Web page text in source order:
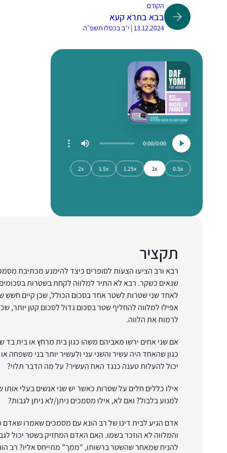
הקודם
בבא בתרא קעא
13.12.2024 | י״ב בכסלו תשפ״ה
0:00
0:00
0.5x
1x
1.25x
1.5x
2x
תקציר
רבא ורב הציעו הצעות לסופרים כיצד להימנע מכתיבת
שנאים כשקר. רבא לא התיר למלווה לקחת בשטרות בסכומים
לאחד שני שטרות לשטר אחד בסכום הכולל, שכן קיים חשש
אפילו למלווה להחליף שטר בסכום גדול לסכום קטן יותר,
לרמות את הלווה.
אם שני אחים ירשו מאביהם משהו כגון בית מרחץ או בית בד
כגון שהאחד היה עשיר והשני עני ולעשיר יותר בני משפחה
יכול להעלות טענה כנגד האח העשיר? על מה הדבר תלוי?
אילו כללים חלים על שטרות כאשר יש שני אנשים בעלי אותו
למנוע בלבול? ואם לא, אילו מסמכים ניתן/לא ניתן לגבות?
אדם הגיע לבית דינו של רב הונא עם מסמכים שאמרו שאדם
והמלווה לא הוזכר בשמו. האם האדם המחזיק בשטר יכול
להניח שמאחר שהשטר ברשותו, "ממך” מתייחס אליו? רב